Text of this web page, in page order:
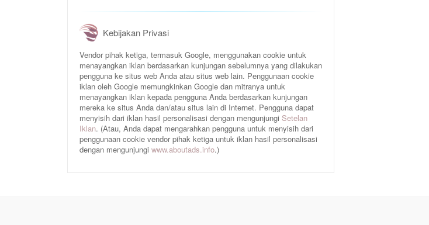
Kebijakan Privasi
Vendor pihak ketiga, termasuk Google, menggunakan cookie untuk
menayangkan iklan berdasarkan kunjungan sebelumnya yang dilakukan
pengguna ke situs web Anda atau situs web lain. Penggunaan cookie
iklan oleh Google memungkinkan Google dan mitranya untuk
menayangkan iklan kepada pengguna Anda berdasarkan kunjungan
mereka ke situs Anda dan/atau situs lain di Internet. Pengguna dapat
menyisih dari iklan hasil personalisasi dengan mengunjungi Setelan
Iklan. (Atau, Anda dapat mengarahkan pengguna untuk menyisih dari
penggunaan cookie vendor pihak ketiga untuk iklan hasil personalisasi
dengan mengunjungi www.aboutads.info.)